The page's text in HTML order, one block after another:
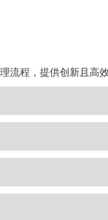
程，提供创新且高